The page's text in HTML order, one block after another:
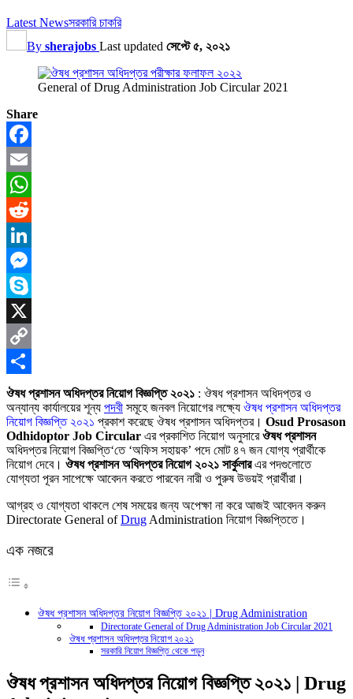
Latest Newsসরকারি চাকরি
By sherajobs Last updated সেপ্টে ৫, ২০২১
General of Drug Administration Job Circular 2021
Share
Facebook
Email
WhatsApp
Reddit
LinkedIn
Messenger
Skype
X
Copy
Link
Share
ঔষধ প্রশাসন অধিদপ্তর নিয়োগ বিজ্ঞপ্তি ২০২১ : ঔষধ প্রশাসন অধিদপ্তর ও
অন্যান্য কার্যালয়ের শূন্য পদবী সমূহে জনবল নিয়োগের লক্ষ্যে ঔষধ প্রশাসন অধিদপ্তর
নিয়োগ বিজ্ঞপ্তি ২০২১ প্রকাশ করেছে ঔষধ প্রশাসন অধিদপ্তর। Osud Prosason
Odhidoptor Job Circular এর প্রকাশিত নিয়োগ অনুসারেঔষধ প্রশাসন
অধিদপ্তর নিয়োগ বিজ্ঞপ্তি‘তে ‘অফিস সহায়ক’ পদে মোট ৪৭ জন যোগ্য প্রার্থীকে
নিয়োগ দেবে। ঔষধ প্রশাসন অধিদপ্তর নিয়োগ ২০২১ সার্কুলারএর পদগুলোতে
যোগ্যতা পূরন সাপেক্ষে আবেদন করতে পারবেন নারী ও পুরুষ উভয়ই প্রার্থীরা।
আগ্রহ ও যোগ্যতা থাকলে শেষ সময়ের জন্য অপেক্ষা না করে আজই আবেদন করুন
Directorate General ofDrug Administration নিয়োগ বিজ্ঞপ্তিতে।
এক নজরে
ঔষধ প্রশাসন অধিদপ্তর নিয়োগ বিজ্ঞপ্তি ২০২১ | Drug Administration
Directorate General of Drug Administration Job Circular 2021
ঔষধ প্রশাসন অধিদপ্তর নিয়োগ ২০২১
সরকারি নিয়োগ বিজ্ঞপ্তি থেকে পড়ুন
ঔষধ প্রশাসন অধিদপ্তর নিয়োগ বিজ্ঞপ্তি ২০২১ | Drug